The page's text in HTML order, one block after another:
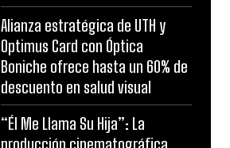
Alianza estratégica de UTH y
Optimus Card con Óptica
Boniche ofrece hasta un 60% de
descuento en salud visual
“Él Me Llama Su Hija”: La